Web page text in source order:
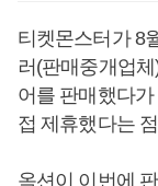
티켓몬스터가 8
러(판매중개업
어를 판매했다
접 제휴했다는
옥션이 이번에